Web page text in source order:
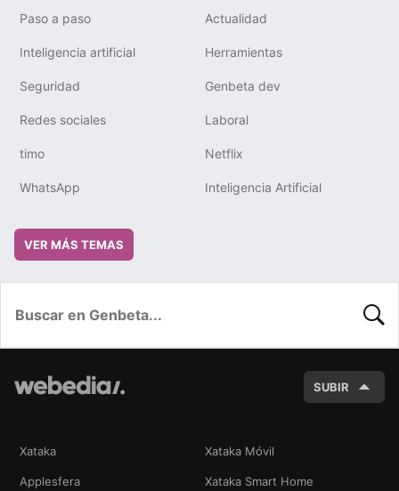
Paso a paso Actualidad
Inteligencia artificial Herramientas
Seguridad Genbeta dev
Redes sociales Laboral
timo Netflix
WhatsApp Inteligencia Artificial
VER MÁS TEMAS
SUBIR
Xataka Xataka Móvil
Applesfera Xataka Smart Home